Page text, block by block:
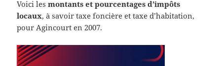
Voici lesmontants et pourcentages d’impôts
locaux, à savoir taxe foncière et taxe d’habitation,
pour Agincourt en 2007.